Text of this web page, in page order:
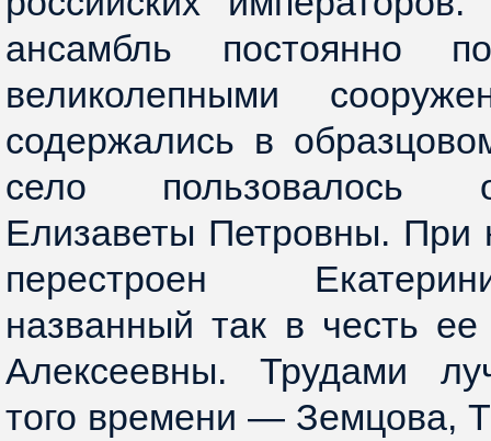
ансамбль постоянно
великолепными
содержались в
село пользовалось
Елизаветы Петровны. При
перестроен
названный так в честь
Алексеевны. Трудами
того времени — Земцова,